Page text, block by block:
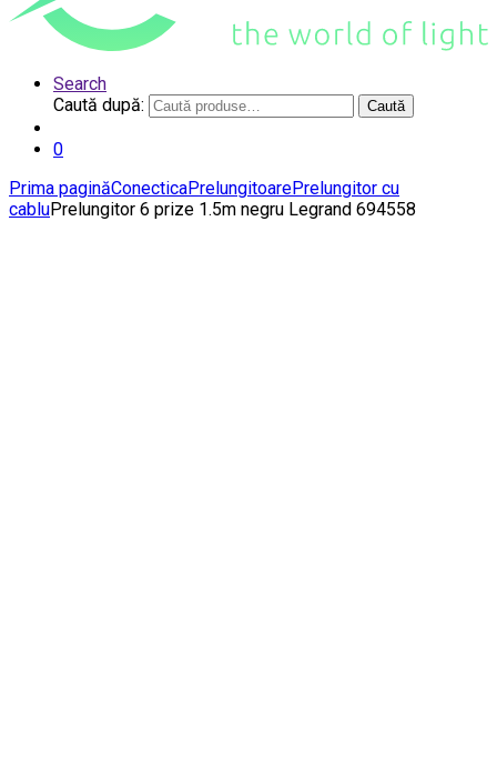
Search
Caută după:
Caută
0
Prima paginăConecticaPrelungitoarePrelungitor cu
cabluPrelungitor 6 prize 1.5m negru Legrand 694558